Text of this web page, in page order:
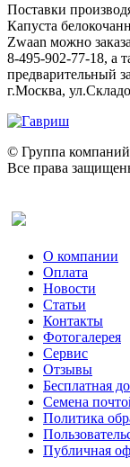
Поставки
Капуста
Zwaan можно
8-495-902-77-18, а
предварительный
г.Москва,
© Группа
Все права
О компании
Оплата
Новости
Статьи
Контакты
Фотогалерея​
Сервис
Отзывы
Бесплатная
Семена
Политика
Публичная